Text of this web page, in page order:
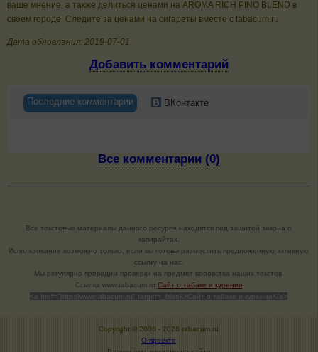
ваше мнение, а также делиться ценами на AROMA RICH PINO BLEND в
своем городе. Следите за ценами на сигареты вместе с tabacum.ru
Дата обновления: 2019-07-01
Добавить комментарий
Последние комментарии ВКонтакте
Все комментарии (0)
Все текстовые материалы данного ресурса находятся под защитой закона о
копирайтах.
Использование возможно только, если вы готовы разместить предложенную активную
ссылку на нас.
Мы регулярно проводим проверки на предмет воровства наших текстов.
Cсылка www.tabacum.ru Сайт о табаке и курении
<a href="http://www.tabacum.ru" target=_blank>Сайт о табаке и курении</a>
Copyright © 2006 - 2026 tabacum.ru
О проекте